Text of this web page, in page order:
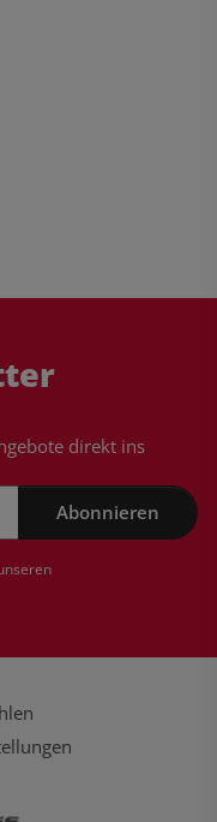
direkt ins
Abonnieren